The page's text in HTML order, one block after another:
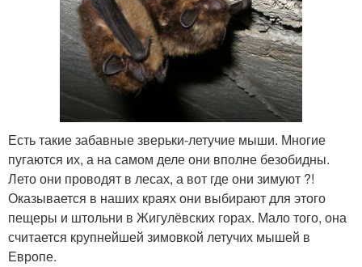
Есть такие забавные зверьки-летучие мыши. Многие
пугаются их, а на самом деле они вполне безобидны.
Лето они проводят в лесах, а вот где они зимуют ?!
Оказывается в наших краях они выбирают для этого
пещеры и штольни в Жигулёвских горах. Мало того, она
считается крупнейшей зимовкой летучих мышей в
Европе.